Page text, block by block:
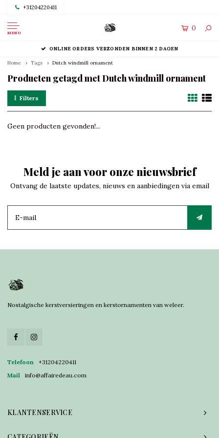
+31204220411
MENU
0
ONLINE ORDERS VERZONDEN BINNEN 2 DAGEN
Home Tags Dutch windmill ornament
Producten getagd met Dutch windmill ornament
Filters
Geen producten gevonden!...
Meld je aan voor onze nieuwsbrief
Ontvang de laatste updates, nieuws en aanbiedingen via email
Nostalgische kerstversieringen en kerstornamenten van weleer.
Telefoon
+31204220411
Mail
info@affairedeau.com
KLANTENSERVICE